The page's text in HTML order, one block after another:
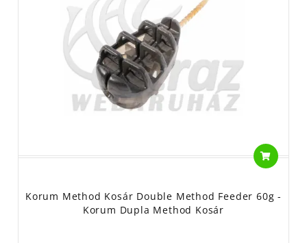
Korum Method Kosár Double Method Feeder 60g -
Korum Dupla Method Kosár